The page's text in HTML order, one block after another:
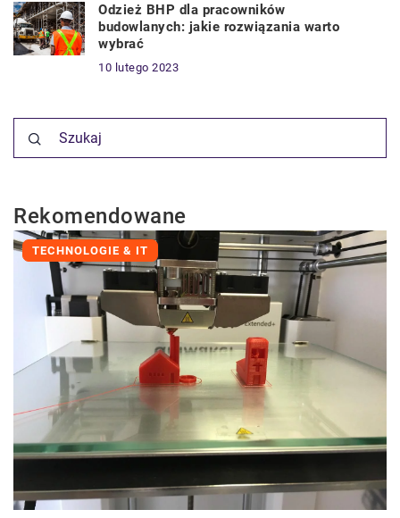
Odzież BHP dla pracowników
budowlanych: jakie rozwiązania warto
wybrać
10 lutego 2023
Rekomendowane
TECHNOLOGIE & IT